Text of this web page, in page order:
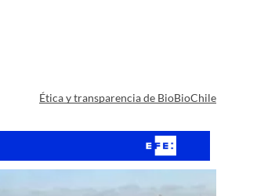
Ética y transparencia de BioBioChile